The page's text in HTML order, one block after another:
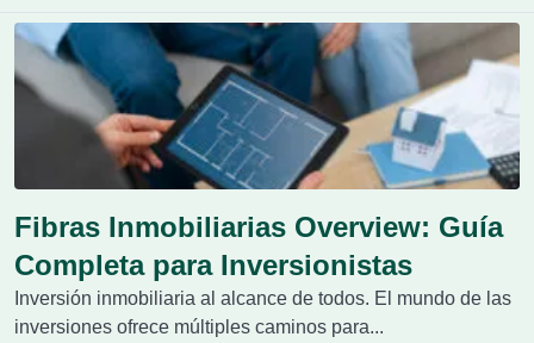
Fibras Inmobiliarias Overview: Guía
Completa para Inversionistas
Inversión inmobiliaria al alcance de todos. El mundo de las
inversiones ofrece múltiples caminos para...